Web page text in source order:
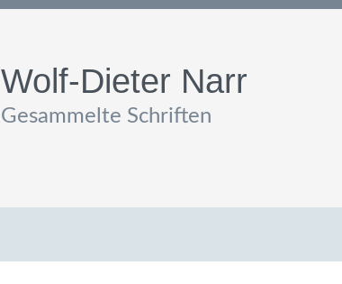
Wolf-Dieter Narr
Gesammelte Schriften